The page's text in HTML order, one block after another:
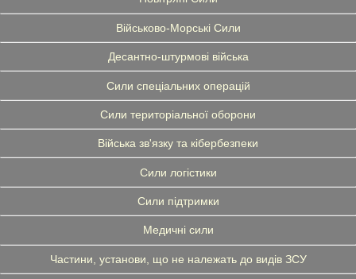
Військово-Морські Сили
Десантно-штурмові війська
Сили спеціальних операцій
Сили територіальної оборони
Війська зв'язку та кібербезпеки
Сили логістики
Сили підтримки
Медичні сили
Частини, установи, що не належать до видів ЗСУ